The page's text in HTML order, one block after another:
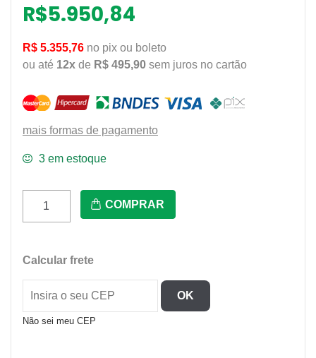
R$5.950,84
R$ 5.355,76 no pix ou boleto
ou até 12x de R$ 495,90 sem juros no cartão
mais formas de pagamento
3 em estoque
Processador
De
Alimentos
C/7
COMPRAR
Calcular frete
OK
Não sei meu CEP